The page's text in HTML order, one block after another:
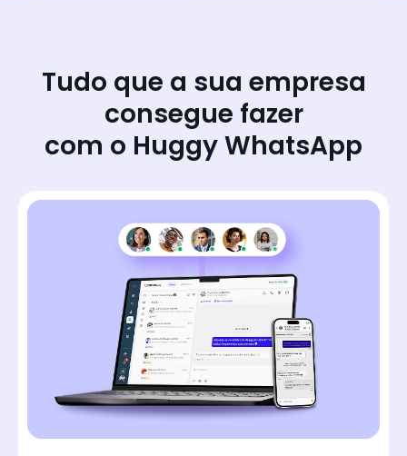
Tudo que a sua empresa
consegue fazer
com o Huggy WhatsApp